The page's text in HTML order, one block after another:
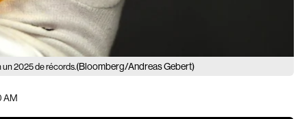
un 2025 de récords.(Bloomberg/Andreas Gebert)
AM